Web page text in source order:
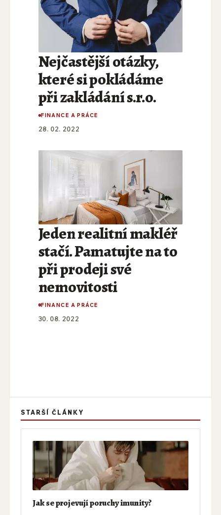
Nejčastější otázky,
které si pokládáme
při zakládání s.r.o.
FINANCE A PRÁCE
28. 02. 2022
Jeden realitní makléř
stačí. Pamatujte na to
při prodeji své
nemovitosti
FINANCE A PRÁCE
30. 08. 2022
STARŠÍ ČLÁNKY
Jak se projevují poruchy imunity?